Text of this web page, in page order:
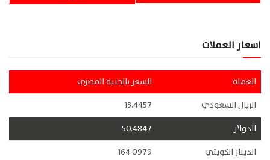
اسعار العملات
العملة
السعر بالجنية المصري
الريال السعودي
13.4457
الدولار
50.4847
الدينار الكويتي
164.0979